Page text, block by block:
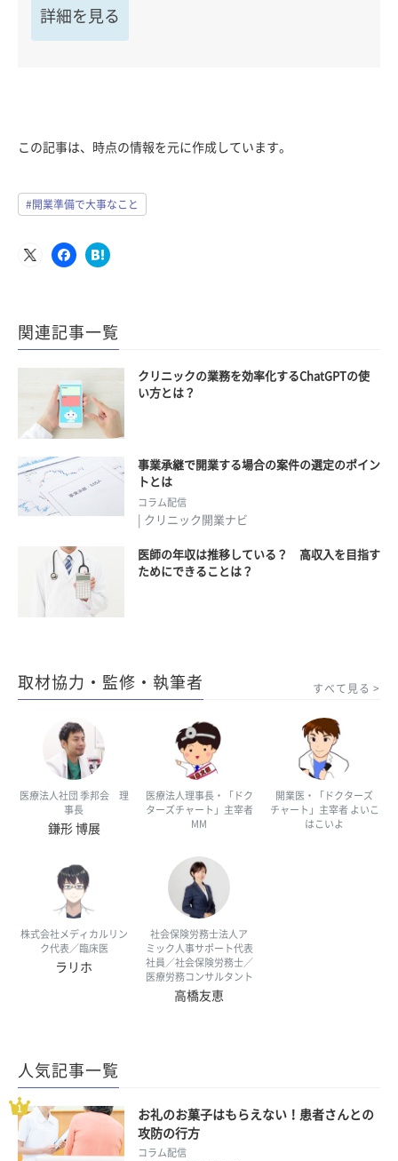
詳細を見る
この記事は、時点の情報を元に作成しています。
#開業準備で大事なこと
関連記事一覧
クリニックの業務を効率化するChatGPTの使
い方とは？
事業承継で開業する場合の案件の選定のポイン
トとは
コラム配信
| クリニック開業ナビ
医師の年収は推移している？ 高収入を目指す
ためにできることは？
取材協力・監修・執筆者 すべて見る
医療法人社団 季邦会 理
事長
鎌形 博展
医療法人理事長・「ドク
ターズチャート」主宰者
MM
開業医・「ドクターズ
チャート」主宰者 よいこ
はこいよ
株式会社メディカルリン
ク代表／臨床医
ラリホ
社会保険労務士法人ア
ミック人事サポート代表
社員／社会保険労務士／
医療労務コンサルタント
高橋友恵
人気記事一覧
お礼のお菓子はもらえない！患者さんとの
攻防の行方
コラム配信